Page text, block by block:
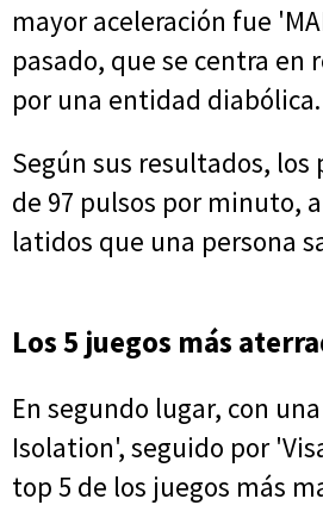
mayor aceleración fue
pasado, que se centra en
por una entidad diabólica.
Según sus resultados,
de 97 pulsos por minuto,
latidos que una persona
Los 5 juegos más
En segundo lugar, con
Isolation', seguido por
top 5 de los juegos más